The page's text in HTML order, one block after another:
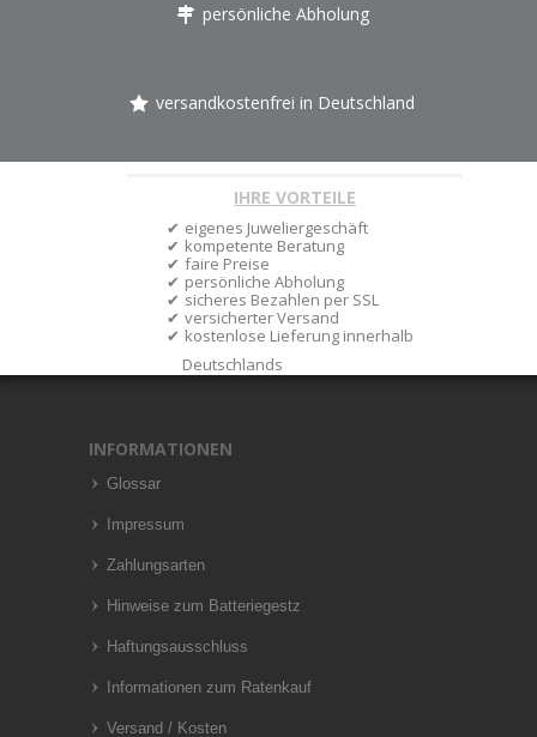
persönliche Abholung
versandkostenfrei in Deutschland
IHRE VORTEILE
eigenes Juweliergeschäft
kompetente Beratung
faire Preise
persönliche Abholung
sicheres Bezahlen per SSL
versicherter Versand
kostenlose Lieferung innerhalb
Deutschlands
INFORMATIONEN
Glossar
Impressum
Zahlungsarten
Hinweise zum Batteriegestz
Haftungsausschluss
Informationen zum Ratenkauf
Versand / Kosten